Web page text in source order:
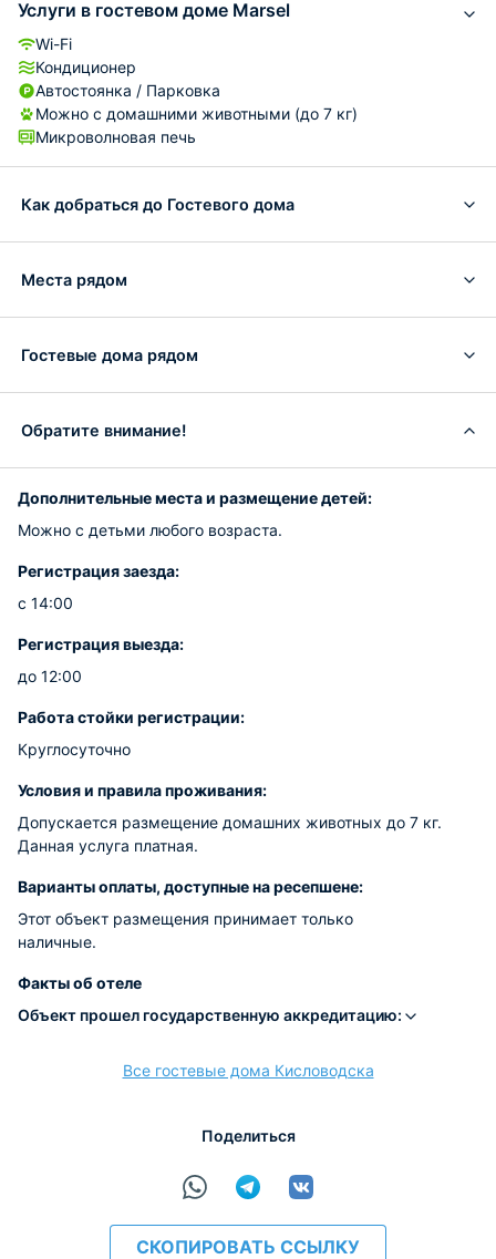
Услуги в гостевом доме Marsel
Wi-Fi
Кондиционер
Автостоянка / Парковка
Можно с домашними животными (до 7 кг)
Микроволновая печь
Как добраться до Гостевого дома
Места рядом
Гостевые дома рядом
Обратите внимание!
Дополнительные места и размещение детей:
Можно с детьми любого возраста.
Регистрация заезда:
с 14:00
Регистрация выезда:
до 12:00
Работа стойки регистрации:
Круглосуточно
Условия и правила проживания:
Допускается размещение домашних животных до 7 кг.
Данная услуга платная.
Варианты оплаты, доступные на ресепшене:
Этот объект размещения принимает только
наличные.
Факты об отеле
Объект прошел государственную аккредитацию:
Все гостевые дома Кисловодска
Поделиться
СКОПИРОВАТЬ ССЫЛКУ